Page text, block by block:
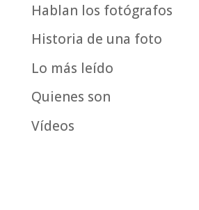
Hablan los fotógrafos
Historia de una foto
Lo más leído
Quienes son
Vídeos